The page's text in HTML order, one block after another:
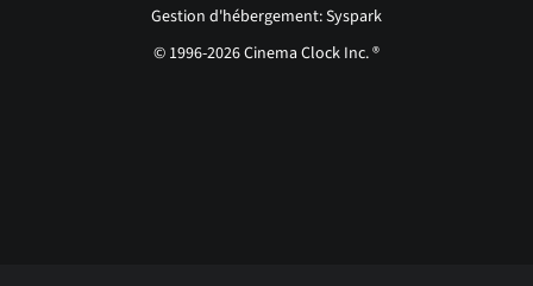
Gestion d'hébergement: Syspark
© 1996-2026 Cinema Clock Inc. ®